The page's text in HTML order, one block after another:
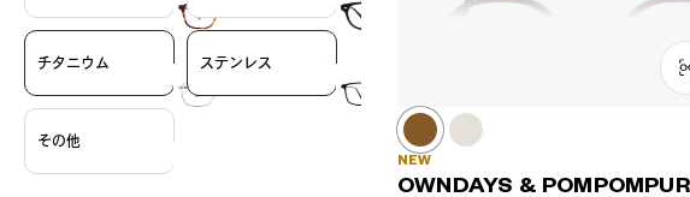
チタニウム ステンレス
その他
NEW
OWNDAYS &